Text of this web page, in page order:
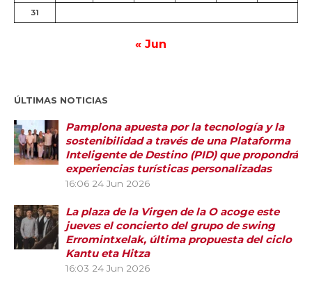
31
« Jun
ÚLTIMAS NOTICIAS
Pamplona apuesta por la tecnología y la
sostenibilidad a través de una Plataforma
Inteligente de Destino (PID) que propondrá
experiencias turísticas personalizadas
16:06 24 Jun 2026
La plaza de la Virgen de la O acoge este
jueves el concierto del grupo de swing
Erromintxelak, última propuesta del ciclo
Kantu eta Hitza
16:03 24 Jun 2026